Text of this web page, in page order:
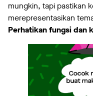
mungkin, tapi pastikan
merepresentasikan
Perhatikan fungsi dan